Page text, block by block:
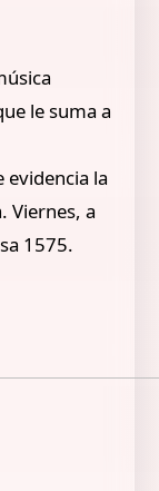
le suma a
la
Viernes, a
1575.